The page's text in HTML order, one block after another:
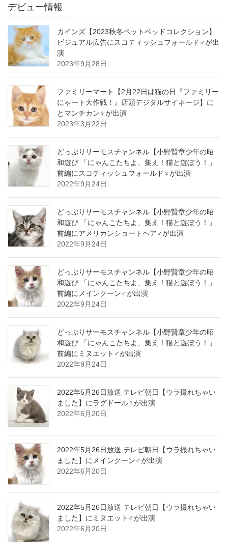
デビュー情報
カインズ【2023秋冬ペットベッドコレクション】
ビジュアル広告にスコティッシュフォールド♂が出
演
2023年9月28日
ファミリーマート【2月22日は猫の日『ファミリー
にゃート大作戦！』店頭デジタルサイネージ】に
とマンチカン♀が出演
2023年3月22日
どっぷりサーモスチャンネル【小野賢章少年の昭
和遊び 「にゃんこたちよ、集え！猫と遊ぼう！」
前編にスコティッシュフォールド♀が出演
2022年9月24日
どっぷりサーモスチャンネル【小野賢章少年の昭
和遊び 「にゃんこたちよ、集え！猫と遊ぼう！」
前編にアメリカンショートヘア♂が出演
2022年9月24日
どっぷりサーモスチャンネル【小野賢章少年の昭
和遊び 「にゃんこたちよ、集え！猫と遊ぼう！」
前編にメインクーン♂が出演
2022年9月24日
どっぷりサーモスチャンネル【小野賢章少年の昭
和遊び 「にゃんこたちよ、集え！猫と遊ぼう！」
前編にミヌエット♂が出演
2022年9月24日
2022年5月26日放送 テレビ朝日【ウラ撮れちゃい
ました】にラグドール♀が出演
2022年6月20日
2022年5月26日放送 テレビ朝日【ウラ撮れちゃい
ました】にメインクーン♂が出演
2022年6月20日
2022年5月26日放送 テレビ朝日【ウラ撮れちゃい
ました】にミヌエット♂が出演
2022年6月20日